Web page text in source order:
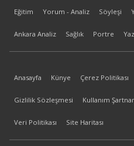
Eğitim Yorum - Analiz Söyleşi
Ankara Analiz Sağlık Portre
Anasayfa Künye Çerez Politikası
Gizlilik Sözleşmesi Kullanım
Veri Politikası Site Haritası